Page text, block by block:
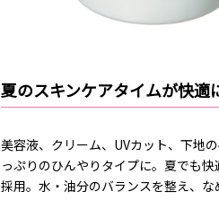
夏のスキンケアタイムが快適
美容液、クリーム、UVカット、下地
っぷりのひんやりタイプに。夏でも
採用。水・油分のバランスを整え、な